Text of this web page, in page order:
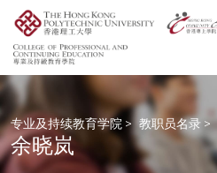
专业及持续教育学院 > 教职员名录 >
余晓岚